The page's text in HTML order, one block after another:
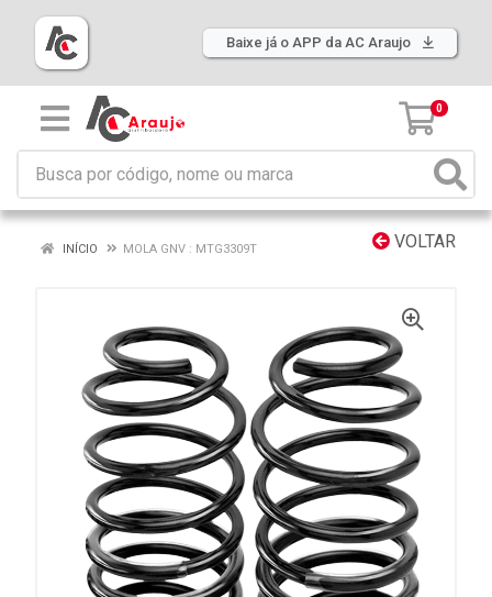
Baixe já o APP da AC Araujo
0
VOLTAR
INÍCIO MOLA GNV : MTG3309T